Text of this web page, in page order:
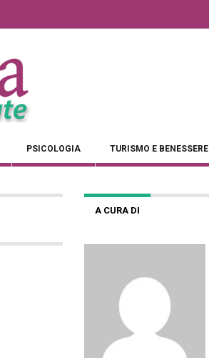
PSICOLOGIA TURISMO E BENESSERE
A CURA DI